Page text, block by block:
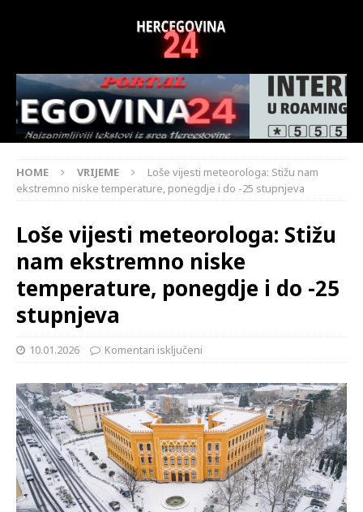
HOME VRIJEME
Loše vijesti meteorologa: Stižu nam
ekstremno niske temperature, ponegdje i do -25 stupnjeva
Loše vijesti meteorologa: Stižu
nam ekstremno niske
temperature, ponegdje i do -25
stupnjeva
10.01.2026 Komentari isključeni